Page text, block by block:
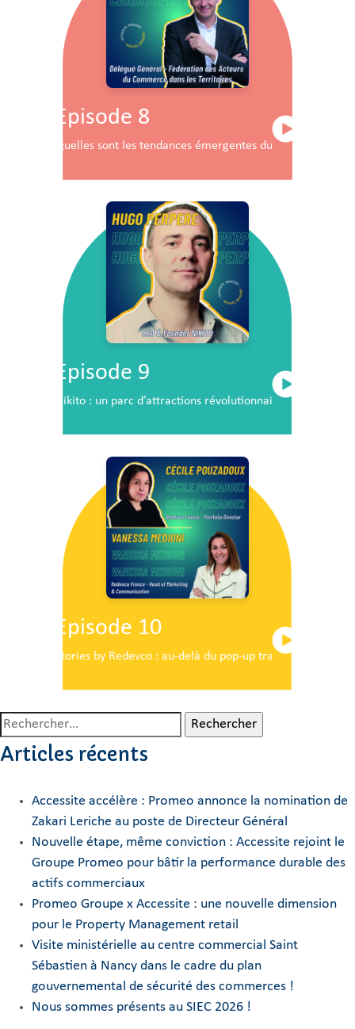
Episode 8
Quelles sont les tendances émergentes du commerce en
Episode 9
Nikito : un parc d’attractions révolutionnaire en plein
Episode 10
Stories by Redevco : au-delà du pop-up traditionnel
Rechercher :
Articles récents
Accessite accélère : Promeo annonce la nomination de
Zakari Leriche au poste de Directeur Général
Nouvelle étape, même conviction : Accessite rejoint le
Groupe Promeo pour bâtir la performance durable des
actifs commerciaux
Promeo Groupe x Accessite : une nouvelle dimension
pour le Property Management retail
Visite ministérielle au centre commercial Saint
Sébastien à Nancy dans le cadre du plan
gouvernemental de sécurité des commerces !
Nous sommes présents au SIEC 2026 !